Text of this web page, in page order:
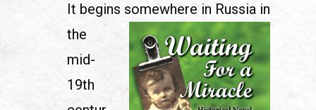
It begins somewhere in Russia in
the
mid-
19th